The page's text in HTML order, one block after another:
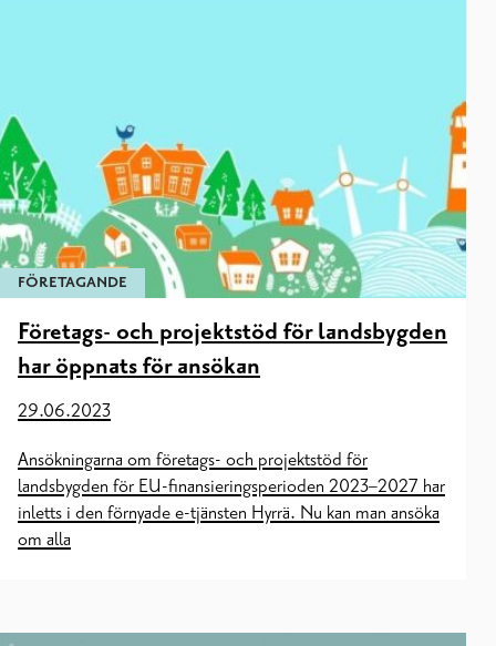
FÖRETAGANDE
Företags- och projektstöd för landsbygden
har öppnats för ansökan
29.06.2023
Ansökningarna om företags- och projektstöd för
landsbygden för EU-finansieringsperioden 2023–2027 har
inletts i den förnyade e-tjänsten Hyrrä. Nu kan man ansöka
om alla